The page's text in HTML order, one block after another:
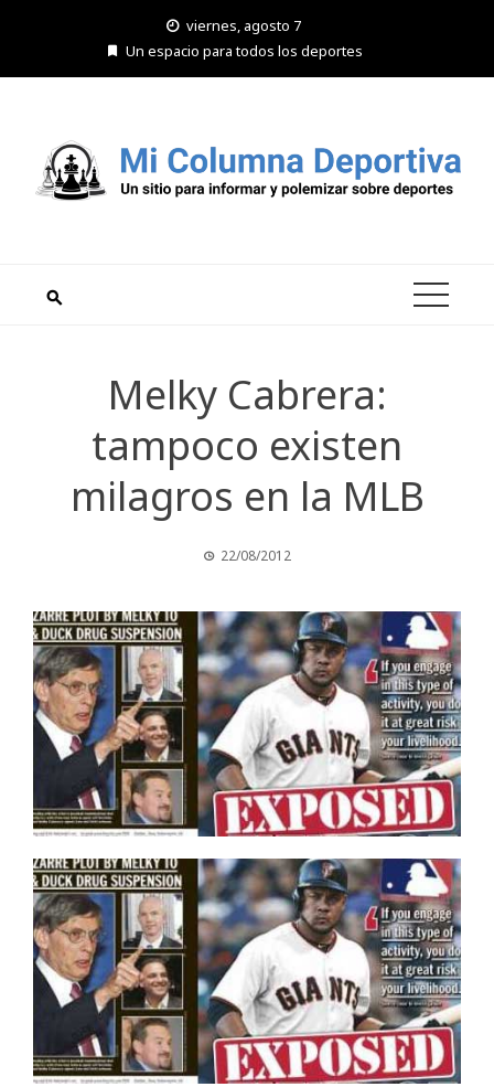
viernes, agosto 7
Un espacio para todos los deportes
Melky Cabrera:
tampoco existen
milagros en la MLB
22/08/2012